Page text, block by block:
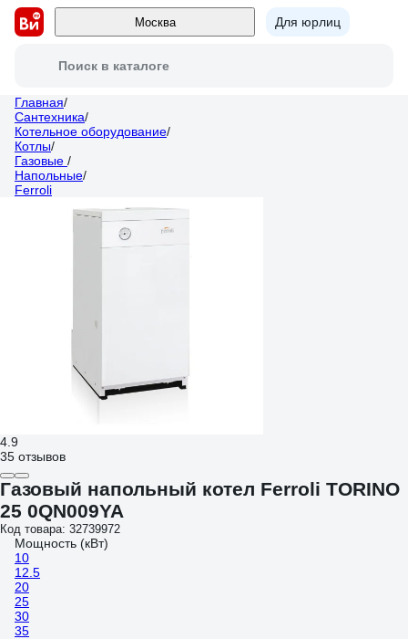
Москва Для юрлиц
Поиск в каталоге
Главная/
Сантехника/
Котельное оборудование/
Котлы/
Газовые /
Напольные/
Ferroli
4.9
35 отзывов
Газовый напольный котел Ferroli TORINO
25 0QN009YA
Код товара: 32739972
Мощность (кВт)
10
12.5
20
25
30
35